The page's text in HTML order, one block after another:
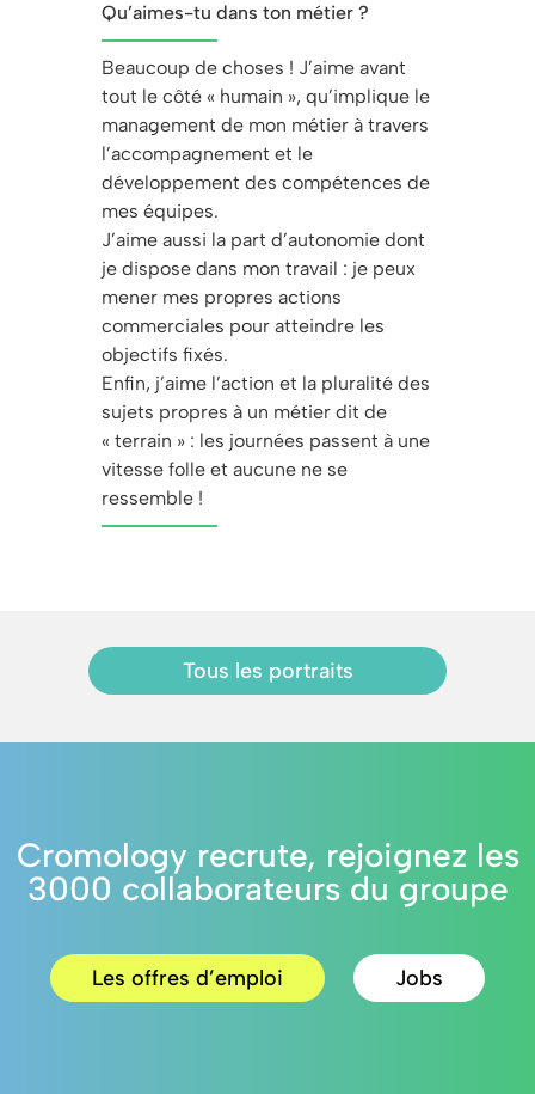
Qu’aimes-tu dans ton métier ?
Beaucoup de choses ! J’aime avant
tout le côté « humain », qu’implique le
management de mon métier à travers
l’accompagnement et le
développement des compétences de
mes équipes.
J’aime aussi la part d’autonomie dont
je dispose dans mon travail : je peux
mener mes propres actions
commerciales pour atteindre les
objectifs fixés.
Enfin, j’aime l’action et la pluralité des
sujets propres à un métier dit de
« terrain » : les journées passent à une
vitesse folle et aucune ne se
ressemble !
Tous les portraits
Cromology recrute, rejoignez les
3000 collaborateurs du groupe
Les offres d’emploi Jobs